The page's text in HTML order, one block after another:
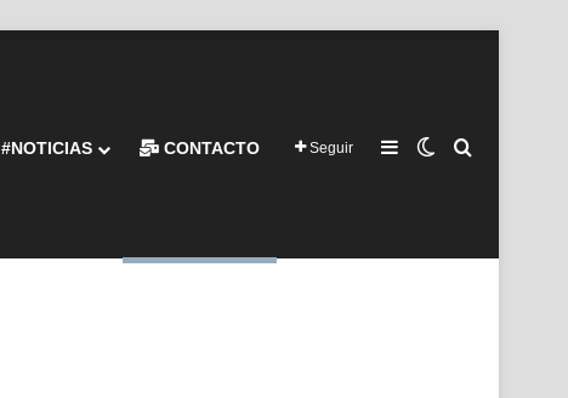
#NOTICIAS CONTACTO Seguir Barra lateral
Switch skin